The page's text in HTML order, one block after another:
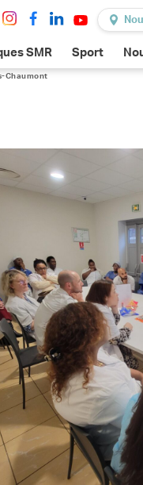
SMR Sport
Chaumont